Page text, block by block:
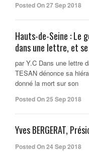
Posted On 27 Sep 2018
Hauts-de-Seine : Le
dans une lettre, et
par Y.C Dans une lettre
TESAN dénonce sa
donné la mort sur son
Posted On 25 Sep 2018
Yves BERGERAT,
Posted On 24 Sep 2018